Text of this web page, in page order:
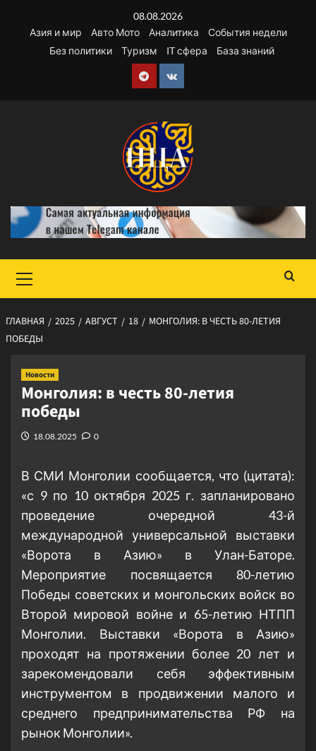
содержимому
08.08.2026
Азия и мир
Авто Мото Аналитика
События недели
Без политики
Туризм IT сфера База знаний
Telegram
VK
меню
ГЛАВНАЯ 2025 АВГУСТ 18
МОНГОЛИЯ: В ЧЕСТЬ 80-ЛЕТИЯ
ПОБЕДЫ
Новости
Монголия: в честь 80-летия
победы
18.08.2025 0
В СМИ Монголии сообщается, что (цитата):
«с 9 по 10 октября 2025 г. запланировано
проведение очередной 43-й
международной универсальной выставки
«Ворота в Азию» в Улан-Баторе.
Мероприятие посвящается 80-летию
Победы советских и монгольских войск во
Второй мировой войне и 65-летию НТПП
Монголии. Выставки «Ворота в Азию»
проходят на протяжении более 20 лет и
зарекомендовали себя эффективным
инструментом в продвижении малого и
среднего предпринимательства РФ на
рынок Монголии».